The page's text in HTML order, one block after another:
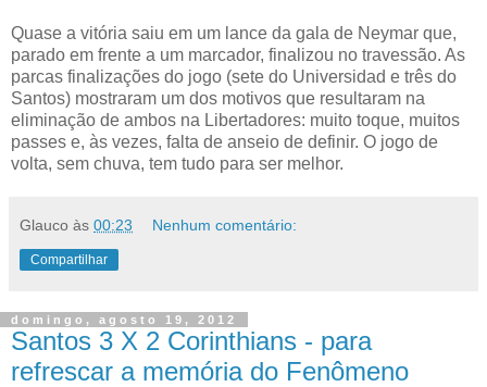
Quase a vitória saiu em um lance da gala de Neymar que,
parado em frente a um marcador, finalizou no travessão. As
parcas finalizações do jogo (sete do Universidad e três do
Santos) mostraram um dos motivos que resultaram na
eliminação de ambos na Libertadores: muito toque, muitos
passes e, às vezes, falta de anseio de definir. O jogo de
volta, sem chuva, tem tudo para ser melhor.
Glauco às 00:23 Nenhum comentário:
Compartilhar
domingo, agosto 19, 2012
Santos 3 X 2 Corinthians - para
refrescar a memória do Fenômeno